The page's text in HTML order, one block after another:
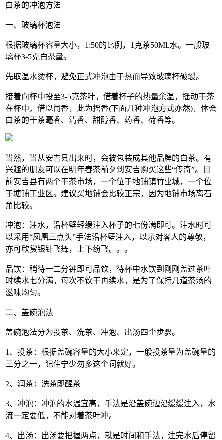
白茶的冲泡方法
一、玻璃杯泡法
根据玻璃杯容量大小，1:50的比例，1克茶50ML水。一般玻
璃杯3-5克白茶量。
先取温水烫杯，避免正式冲泡由于热而导致玻璃杯破裂。
接着向杯中投至3-5克茶叶，借着杯子的热量余温，摇动干茶
在杯中，借以闻香，此为摇香(下面几种冲泡方式亦然)，体会
白茶的干茶毫香、清香、甜醇香、药香、荷香等。
当然，当从安吉县出来时，会被包装成其他品牌的白茶。有
兴趣的朋友可以在明年春茶前夕到安吉购买这些“传奇”。目
前安吉县有两个干茶市场，一个位于地铺镇竹业城，一个位
于塘铺工业区。建议买地铺会比较正宗，因为地铺市场离石
角比较。
冲泡：注水，沿杯壁轻缓注入杯子的七份满即可。注水时可
以采用“凤凰三点头”手法沿杯壁注入，以示对客人的尊敬，
亦可欣赏银针飞舞，上下纷飞。。。
品饮：稍待一二分钟即可品饮，待杯中水饮到刚刚盖过茶叶
时续水七分满，每次不饮干再续水，是为了保持几道茶汤的
滋味均匀。
二、盖碗泡法
盖碗泡法分为投茶、洗茶、冲泡、出汤四个步骤。
1、投茶：根据盖碗容量的大小来定，一般投茶量为盖碗量的
三分之一，记住宁少勿多这个词就好。
2、润茶：洗茶即醒茶
3、冲泡：冲泡的水温宜高，手法是沿盖碗边沿缓缓注入，水
流一定要低，不能对着茶叶冲。
4、出汤：出汤要把握两点，就是时间和手法，注完水后停留